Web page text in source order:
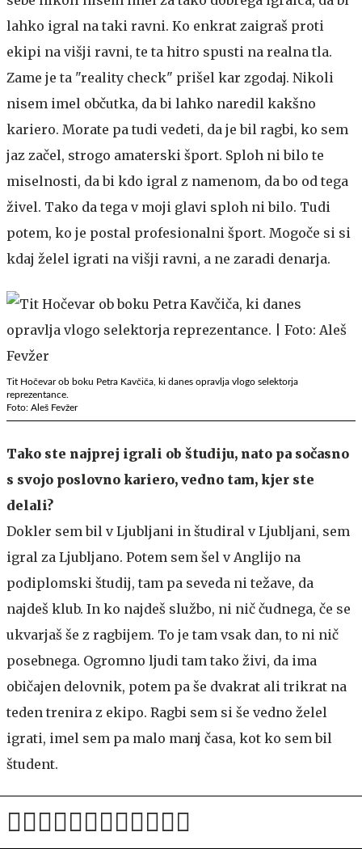
lahko igral na taki ravni. Ko enkrat zaigraš proti
ekipi na višji ravni, te ta hitro spusti na realna tla.
Zame je ta "reality check" prišel kar zgodaj. Nikoli
nisem imel občutka, da bi lahko naredil kakšno
kariero. Morate pa tudi vedeti, da je bil ragbi, ko sem
jaz začel, strogo amaterski šport. Sploh ni bilo te
miselnosti, da bi kdo igral z namenom, da bo od tega
živel. Tako da tega v moji glavi sploh ni bilo. Tudi
potem, ko je postal profesionalni šport. Mogoče si si
kdaj želel igrati na višji ravni, a ne zaradi denarja.
Tit Hočevar ob boku Petra Kavčiča, ki danes opravlja vlogo selektorja
reprezentance.
Foto: Aleš Fevžer
Tako ste najprej igrali ob študiju, nato pa sočasno
s svojo poslovno kariero, vedno tam, kjer ste
delali?
Dokler sem bil v Ljubljani in študiral v Ljubljani, sem
igral za Ljubljano. Potem sem šel v Anglijo na
podiplomski študij, tam pa seveda ni težave, da
najdeš klub. In ko najdeš službo, ni nič čudnega, če se
ukvarjaš še z ragbijem. To je tam vsak dan, to ni nič
posebnega. Ogromno ljudi tam tako živi, da ima
običajen delovnik, potem pa še dvakrat ali trikrat na
teden trenira z ekipo. Ragbi sem si še vedno želel
igrati, imel sem pa malo manj časa, kot ko sem bil
študent.
Vsaka vas ima svoj klub, v določenih delih Anglije je